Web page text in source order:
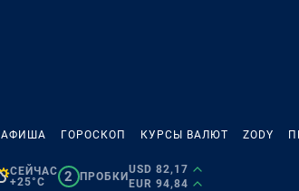
АФИША ГОРОСКОП КУРСЫ ВАЛЮТ ZODY
СЕЙЧАС
+25°C
2 ПРОБКИ
USD 82,17
EUR 94,84